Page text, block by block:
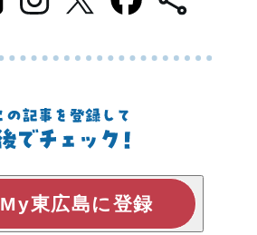
My東広島に登録